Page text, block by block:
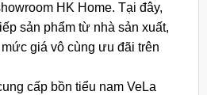
HK Home. Tại đây,
sản phẩm từ nhà sản xuất,
giá vô cùng ưu đãi trên
cấp bồn tiểu nam VeLa